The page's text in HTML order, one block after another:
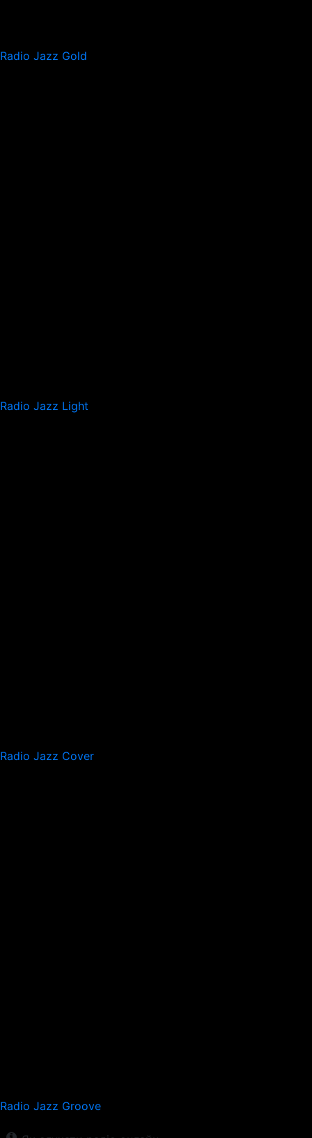
Radio Jazz Gold
Radio Jazz Light
Radio Jazz Cover
Radio Jazz Groove